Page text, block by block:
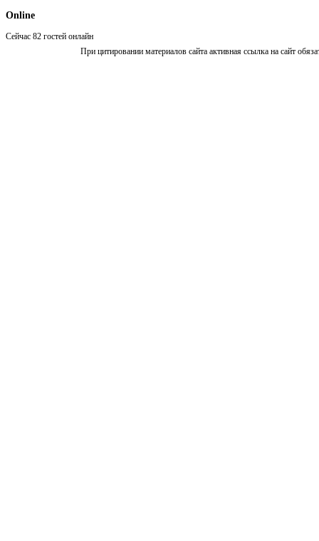
Online
Сейчас 82 гостей онлайн
При цитировании материалов сайта активная ссылка на сайт